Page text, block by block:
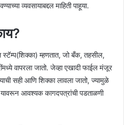
व्यवसायाबद्दल माहिती पाहूया.
स्टॅम्प(शिक्का) म्हणतात, जो बँक, तहसील,
वापरला जातो. जेव्हा एखादी फाईल मंजूर
सही आणि शिक्का लावला जातो, ज्यामुळे
आवश्यक कागदपत्रांची पडताळणी